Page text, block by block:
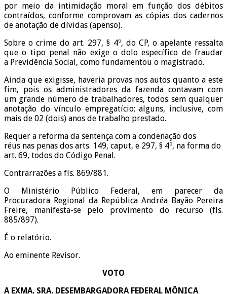
por meio da intimidação moral em função dos débitos
contraídos, conforme comprovam as cópias dos cadernos
de anotação de dívidas (apenso).
Sobre o crime do art. 297, § 4º, do CP, o apelante ressalta
que o tipo penal não exige o dolo específico de fraudar
a Previdência Social, como fundamentou o magistrado.
Ainda que exigisse, haveria provas nos autos quanto a este
fim, pois os administradores da fazenda contavam com
um grande número de trabalhadores, todos sem qualquer
anotação do vínculo empregatício; alguns, inclusive, com
mais de 02 (dois) anos de trabalho prestado.
Requer a reforma da sentença com a condenação dos
réus nas penas dos arts. 149, caput, e 297, § 4º, na forma do
art. 69, todos do Código Penal.
Contrarrazões a fls. 869/881.
O Ministério Público Federal, em parecer da
Procuradora Regional da República Andréa Bayão Pereira
Freire, manifesta-se pelo provimento do recurso (fls.
885/897).
É o relatório.
Ao eminente Revisor.
VOTO
A EXMA. SRA. DESEMBARGADORA FEDERAL MÔNICA